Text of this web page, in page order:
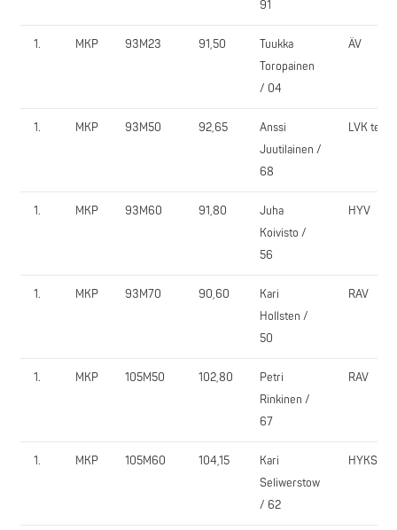
91
1. MKP 93M23 91,50
Tuukka
Toropainen
/ 04
ÄV
1. MKP 93M50 92,65
Anssi
Juutilainen /
68
LVK team
1. MKP 93M60 91,80
Juha
Koivisto /
56
HYV
1. MKP 93M70 90,60
Kari
Hollsten /
50
RAV
1. MKP 105M50 102,80
Petri
Rinkinen /
67
RAV
1. MKP 105M60 104,15
Kari
Seliwerstow
/ 62
HYKS